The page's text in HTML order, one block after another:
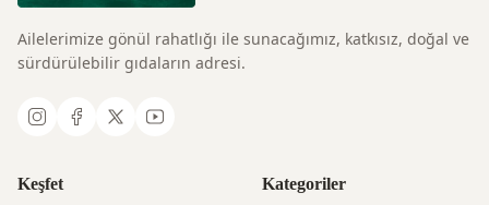
Ailelerimize gönül rahatlığı ile sunacağımız, katkısız, doğal ve
sürdürülebilir gıdaların adresi.
Keşfet Kategoriler